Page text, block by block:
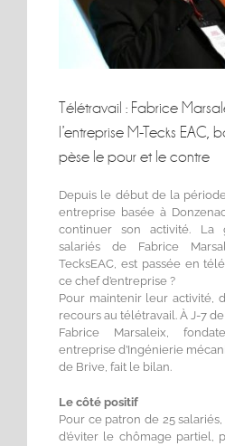
Télétravail : Fabrice
l’entreprise M-Tecks EAC,
pèse le pour et le contre
Depuis le début de la
entreprise basée à
continuer son activité. La
salariés de Fabrice
TecksEAC, est passée en
ce chef d’entreprise ?
Pour maintenir leur activité,
recours au télétravail. À J-7
Fabrice Marsaleix,
entreprise d’Ingénierie
de Brive, fait le bilan.
Le côté positif
Pour ce patron de 25
d’éviter le chômage partiel,